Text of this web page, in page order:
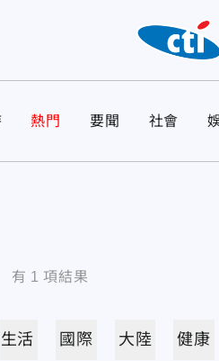
熱門 要聞 社會
有 1 項結果
生活 國際 大陸 健康